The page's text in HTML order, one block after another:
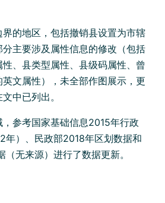
的地区，包括撤销县设置为市辖
主要涉及属性信息的修改（包括
、县类型属性、县级码属性、曾
文属性），未全部作图展示，更
中已列出。
参考国家基础信息2015年行政
年）、民政部2018年区划数据和
无来源）进行了数据更新。